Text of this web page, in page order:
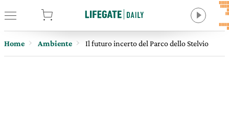
Home Ambiente Il futuro incerto del Parco dello Stelvio